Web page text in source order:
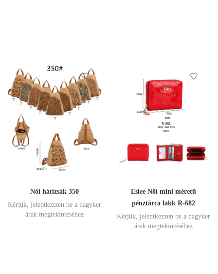
Női hátizsák 350
Kérjük, jelentkezzen be a nagyker
árak megtekintéséhez
Eslee Női mini méretű
pénztárca lakk R-682
Kérjük, jelentkezzen be a nagyker
árak megtekintéséhez